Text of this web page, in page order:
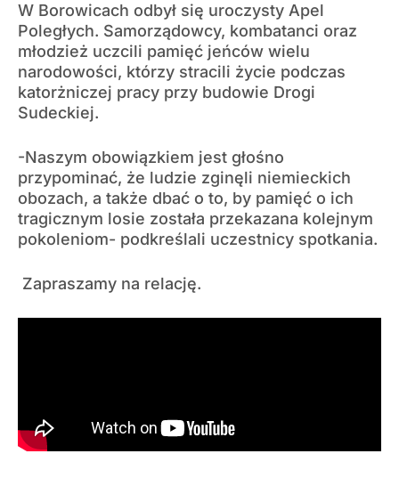
W Borowicach odbył się uroczysty Apel
Poległych. Samorządowcy, kombatanci oraz
młodzież uczcili pamięć jeńców wielu
narodowości, którzy stracili życie podczas
katorżniczej pracy przy budowie Drogi
Sudeckiej.
-Naszym obowiązkiem jest głośno
przypominać, że ludzie zginęli niemieckich
obozach, a także dbać o to, by pamięć o ich
tragicznym losie została przekazana kolejnym
pokoleniom- podkreślali uczestnicy spotkania.
Zapraszamy na relację.